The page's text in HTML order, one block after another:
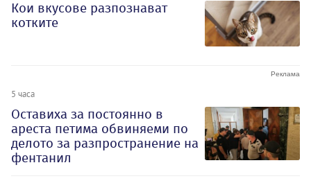
Кои вкусове разпознават
котките
5 часа
Оставиха за постоянно в
ареста петима обвиняеми по
делото за разпространение на
фентанил